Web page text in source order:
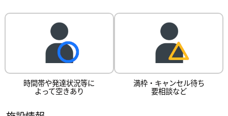
時間帯や発達状況等に
よって空きあり
満枠・キャンセル待ち
要相談など